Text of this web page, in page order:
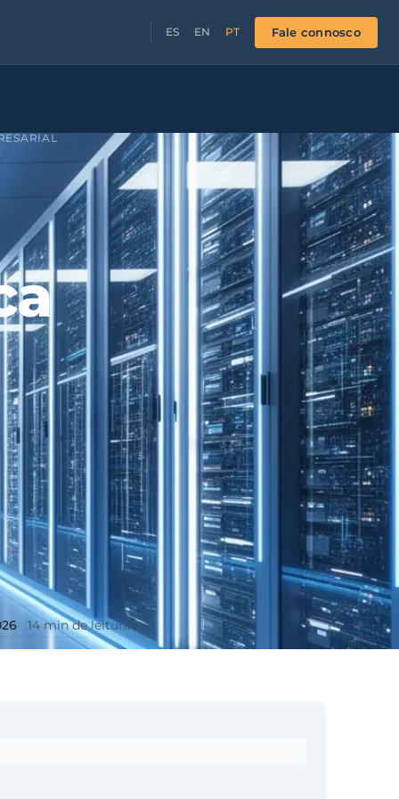
ES EN PT Fale connosco
14 min de leitura